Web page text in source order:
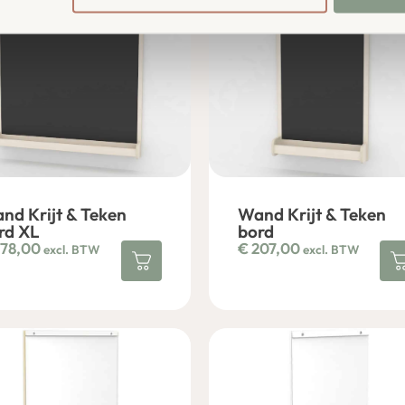
Krijt & Teken
XL
excl. BTW
Wand Krijt & Teken
bord
€207,00excl. BTW